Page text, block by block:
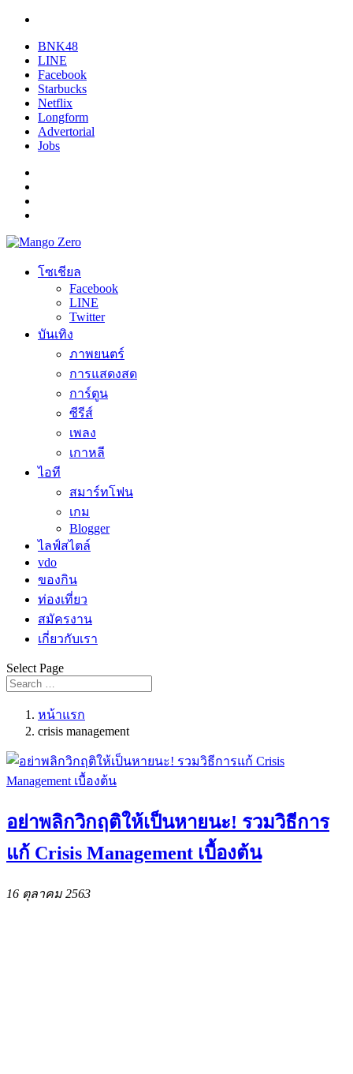
BNK48
LINE
Facebook
Starbucks
Netflix
Longform
Advertorial
Jobs
โซเชียล
Facebook
LINE
Twitter
บันเทิง
ภาพยนตร์
การแสดงสด
การ์ตูน
ซีรีส์
เพลง
เกาหลี
ไอที
สมาร์ทโฟน
เกม
Blogger
ไลฟ์สไตล์
vdo
ของกิน
ท่องเที่ยว
สมัครงาน
เกี่ยวกับเรา
Select Page
หน้าแรก
crisis management
อย่าพลิกวิกฤติให้เป็นหายนะ! รวมวิธีการ
แก้ Crisis Management เบื้องต้น
16 ตุลาคม 2563